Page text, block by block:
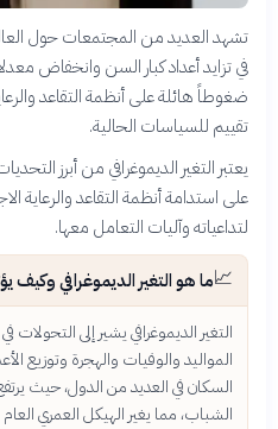
تشهد العديد من المجتمعات حول
في تزايد أعداد كبار السن وانخفاض
ضغوطاً هائلة على أنظمة التقاعد
تقييم للسياسات الحالية.
يعتبر التغير الديموغرافي من أبرز
على استدامة أنظمة التقاعد والرعاية
لتداعياته وآليات التعامل معها.
📈ما هو التغير الديموغرافي وكيف
التغير الديموغرافي يشير إلى
المواليد والوفيات والهجرة وتوزيع
السكان في العديد من الدول، حيث
الشباب، مما يغير الهيكل العمري